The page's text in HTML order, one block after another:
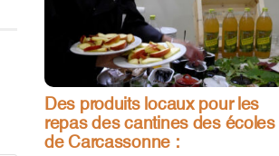
Des produits locaux pour les
repas des cantines des écoles
de Carcassonne :